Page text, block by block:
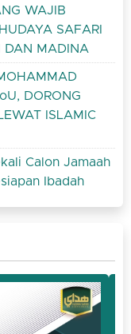
WAJIB
SAFARI
DAN MADINA
DORONG
ISLAMIC
Calon Jamaah
Ibadah